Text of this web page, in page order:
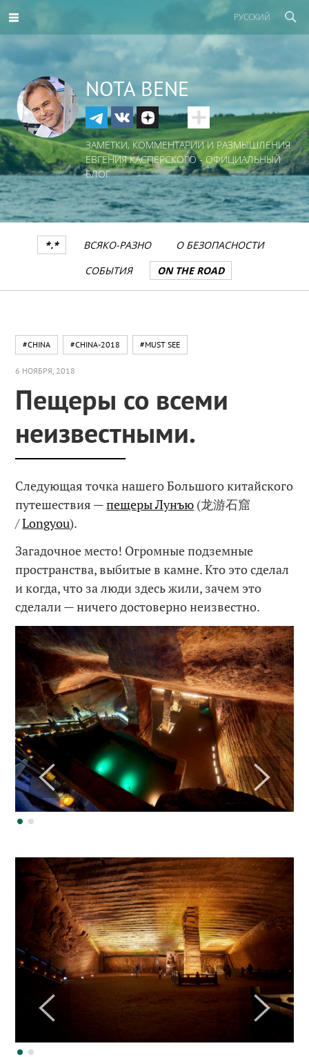
РУССКИЙ
NOTA BENE
ЗАМЕТКИ, КОММЕНТАРИИ И РАЗМЫШЛЕНИЯ
ЕВГЕНИЯ КАСПЕРСКОГО - ОФИЦИАЛЬНЫЙ
БЛОГ
*.* ВСЯКО-РАЗНО
О БЕЗОПАСНОСТИ
СОБЫТИЯ
ON THE ROAD
#CHINA #CHINA-2018 #MUST SEE
6 НОЯБРЯ, 2018
Пещеры со всеми
неизвестными.
Следующая точка нашего Большого китайского
путешествия —пещеры Лунъю (龙游石窟
/Longyou).
Загадочное место! Огромные подземные
пространства, выбитые в камне. Кто это сделал
и когда, что за люди здесь жили, зачем это
сделали — ничего достоверно неизвестно.